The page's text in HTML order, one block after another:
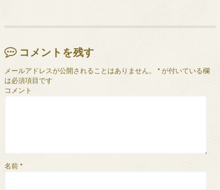
コメントを残す
メールアドレスが公開されることはありません。 *が付いている欄
は必須項目です
コメント
名前 *